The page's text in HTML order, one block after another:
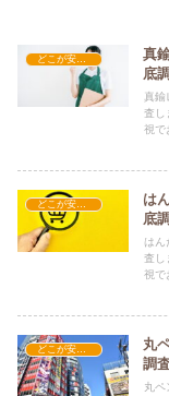
どこが安い？-工具・DIY
真
底
真鍮
査し
視で
どこが安い？-工具・DIY
は
底
はん
査し
視で
どこが安い？-工具・DIY
丸
調
丸ペ